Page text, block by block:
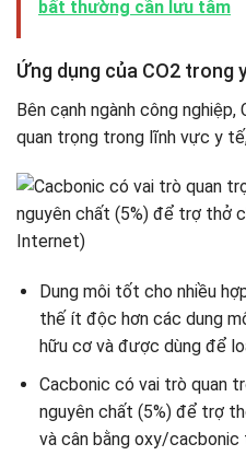
bất thường cần lưu tâm
Ứng dụng của CO2 trong
Bên cạnh ngành công
quan trọng trong lĩnh vực y
Dung môi tốt cho nhiều
thế ít độc hơn các dung
hữu cơ và được dùng để
Cacbonic có vai trò quan
nguyên chất (5%) để trợ
và cân bằng oxy/cacbonic